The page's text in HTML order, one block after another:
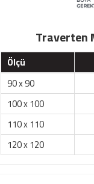
Traverten
Ölçü
90 x 90
100 x 100
110 x 110
120 x 120